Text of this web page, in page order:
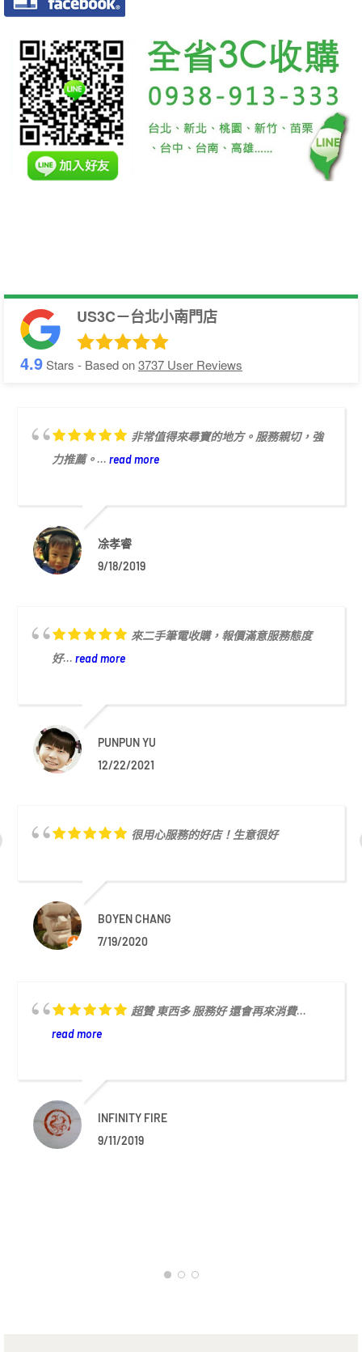
US3C－台北小南門店
4.9Stars - Based on3737 User Reviews
非常值得來尋寶的地方。服務親切，強
力推薦。... read more
凃孝睿
9/18/2019
來二手筆電收購，報價滿意服務態度
好... read more
PUNPUN YU
12/22/2021
很用心服務的好店！生意很好
BOYEN CHANG
7/19/2020
超贊 東西多 服務好 還會再來消費...
read more
INFINITY FIRE
9/11/2019